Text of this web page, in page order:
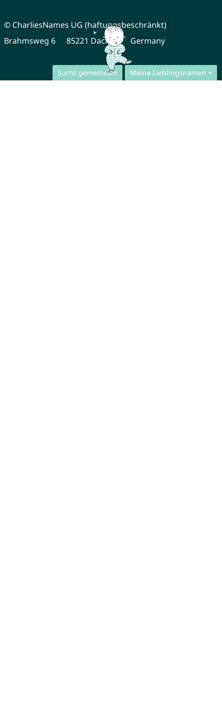
Sucht gemeinsam Meine Lieblingsnamen
© CharliesNames UG (haftungsbeschränkt)
Brahmsweg 6
85221 Dachau Germany